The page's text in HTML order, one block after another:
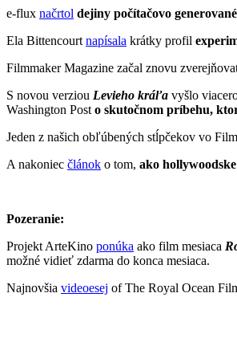
e-flux načrtol dejiny počítačovo
Ela Bittencourt napísala krátky profil
Filmmaker Magazine začal znovu
S novou verziou Levieho kráľa vyšlo
Washington Post o skutočnom príbehu,
Jeden z našich obľúbených stĺpčekov vo
A nakoniec článok o tom, ako
Pozeranie:
Projekt ArteKino ponúka ako film mesiaca
možné vidieť zdarma do konca mesiaca.
Najnovšia videoesej of The Royal Ocean